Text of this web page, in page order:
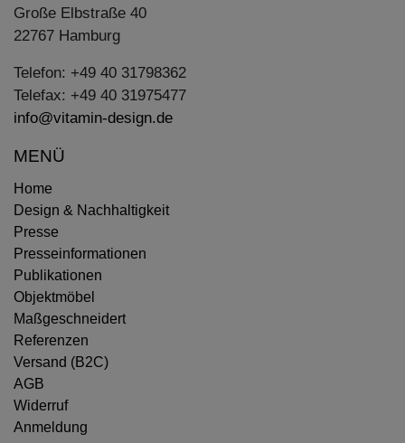
Große Elbstraße 40
22767 Hamburg
Telefon: +49 40 31798362
Telefax: +49 40 31975477
info@vitamin-design.de
MENÜ
Home
Design & Nachhaltigkeit
Presse
Presseinformationen
Publikationen
Objektmöbel
Maßgeschneidert
Referenzen
Versand (B2C)
AGB
Widerruf
Anmeldung